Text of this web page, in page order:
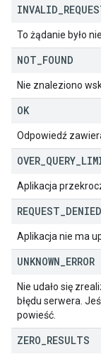
INVALID
To żądanie było
NOT FOUND
Nie znaleziono
OK
Odpowiedź
OVER QUERY
Aplikacja
REQUEST DENIED
Aplikacja nie ma
UNKNOWN ERROR
Nie udało się
błędu serwera.
powieść.
ZERO RESULTS